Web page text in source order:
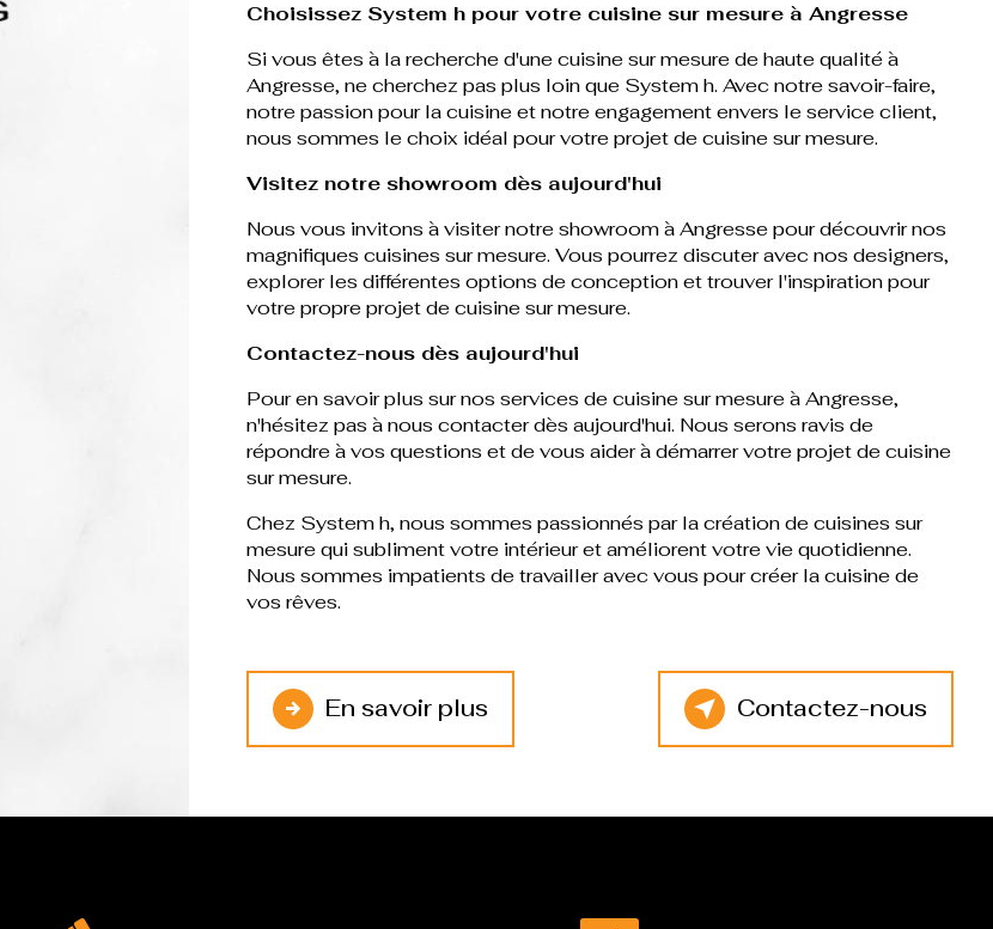
Choisissez System h pour votre cuisine sur mesure à Angresse
Si vous êtes à la recherche d'une cuisine sur mesure de haute qualité à
Angresse, ne cherchez pas plus loin que System h. Avec notre savoir-faire,
notre passion pour la cuisine et notre engagement envers le service client,
nous sommes le choix idéal pour votre projet de cuisine sur mesure.
Visitez notre showroom dès aujourd'hui
Nous vous invitons à visiter notre showroom à Angresse pour découvrir nos
magnifiques cuisines sur mesure. Vous pourrez discuter avec nos designers,
explorer les différentes options de conception et trouver l'inspiration pour
votre propre projet de cuisine sur mesure.
Contactez-nous dès aujourd'hui
Pour en savoir plus sur nos services de cuisine sur mesure à Angresse,
n'hésitez pas à nous contacter dès aujourd'hui. Nous serons ravis de
répondre à vos questions et de vous aider à démarrer votre projet de cuisine
sur mesure.
Chez System h, nous sommes passionnés par la création de cuisines sur
mesure qui subliment votre intérieur et améliorent votre vie quotidienne.
Nous sommes impatients de travailler avec vous pour créer la cuisine de
vos rêves.
En savoir plus Contactez-nous